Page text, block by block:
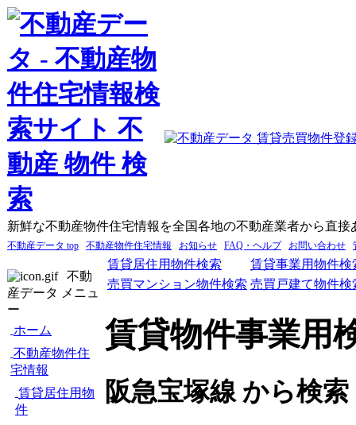
新鮮な不動産物件住宅情報を全国各地の不動産業者から直接
不動産データ top 不動産物件住宅情報 お知らせ FAQ・ヘルプ お問い合わせ
不動
産データ メニュ
ー
ホーム
不動産物件住
宅情報
賃貸居住用物
件
賃貸居住用物件検索
賃貸事業用物件検
売買マンション物件検索 売買戸建て物件検
賃貸物件事業用
阪急宝塚線 から検索